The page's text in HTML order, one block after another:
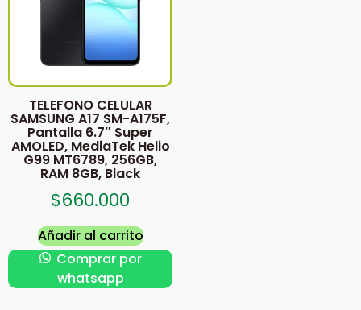
TELEFONO CELULAR
SAMSUNG A17 SM-A175F,
Pantalla 6.7″ Super
AMOLED, MediaTek Helio
G99 MT6789, 256GB,
RAM 8GB, Black
$660.000
Añadir al carrito
Comprar por
whatsapp